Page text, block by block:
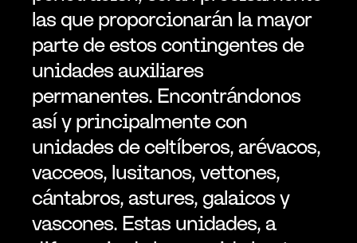
las que proporcionarán la mayor
parte de estos contingentes de
unidades auxiliares
permanentes. Encontrándonos
así y principalmente con
unidades de celtíberos, arévacos,
vacceos, lusitanos, vettones,
cántabros, astures, galaicos y
vascones. Estas unidades, a